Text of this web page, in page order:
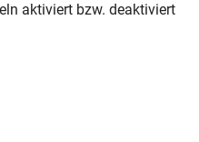
aktiviert bzw. deaktiviert